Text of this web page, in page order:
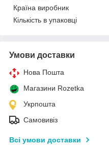
Країна виробник
Кількість в упаковці
Умови доставки
Нова Пошта
Магазини Rozetka
Укрпошта
Самовивіз
Всі умови доставки